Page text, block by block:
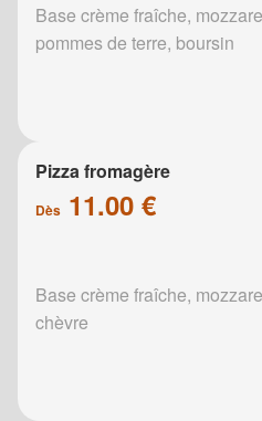
Base crème fraîche,
pommes de terre, boursin
Pizza fromagère
Dès 11.00 €
Base crème fraîche,
chèvre